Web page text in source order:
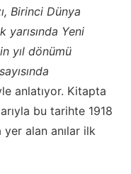
Birinci Dünya
yarısında Yeni
yıl dönümü
anlatıyor. Kitapta
bu tarihte 1918
alan anılar ilk